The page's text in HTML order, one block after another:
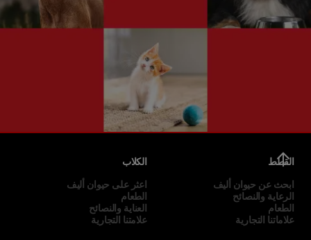
القطط
ابحث عن حيوان أليف
الرعاية والنصائح
الطعام
علاماتنا التجارية
الكلاب
اعثر على حيوان أليف
الطعام
العناية والنصائح
علامتنا التجارية